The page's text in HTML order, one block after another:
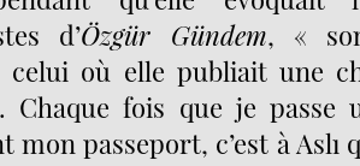
d’Özgür Gündem, «
celui où elle publiait une
Chaque fois que je passe
mon passeport, c’est à Aslı